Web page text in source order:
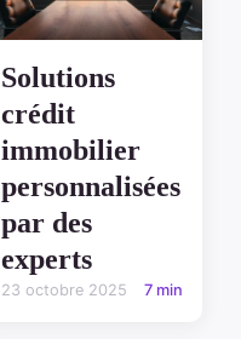
Solutions
crédit
immobilier
personnalisées
par des
experts
23 octobre 2025 7 min